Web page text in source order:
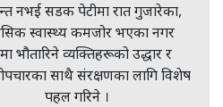
नभई सडक पेटीमा रात गुजारेका,
स्वास्थ्य कमजोर भएका नगर
भौतारिने व्यक्तिहरूको उद्धार र
साथै संरक्षणका लागि विशेष
पहल गरिने ।